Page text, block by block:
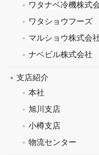
ワタナベ冷機株式
ワタショウフーズ
マルショウ株式会
ナベビル株式会社
支店紹介
本社
旭川支店
小樽支店
物流センター